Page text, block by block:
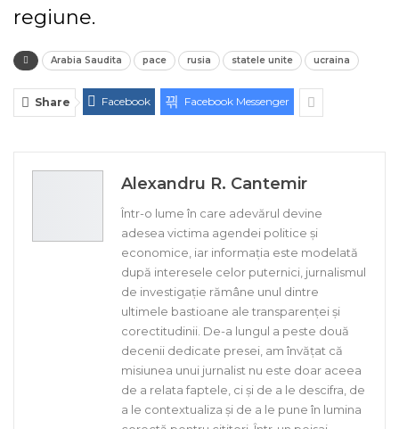
regiune.
Arabia Saudita pace rusia statele unite ucraina
Share Facebook Facebook Messenger
Alexandru R. Cantemir
Într-o lume în care adevărul devine
adesea victima agendei politice și
economice, iar informația este modelată
după interesele celor puternici, jurnalismul
de investigație rămâne unul dintre
ultimele bastioane ale transparenței și
corectitudinii. De-a lungul a peste două
decenii dedicate presei, am învățat că
misiunea unui jurnalist nu este doar aceea
de a relata faptele, ci și de a le descifra, de
a le contextualiza și de a le pune în lumina